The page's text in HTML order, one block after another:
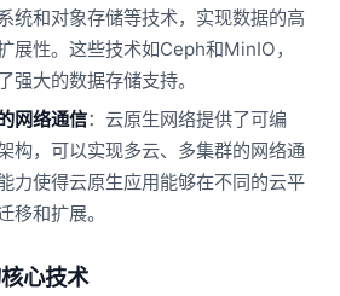
统和对象存储等技术，实现数据的高
展性。这些技术如Ceph和MinIO，
强大的数据存储支持。
网络通信：云原生网络提供了可编
构，可以实现多云、多集群的网络通
力使得云原生应用能够在不同的云平
移和扩展。
心技术